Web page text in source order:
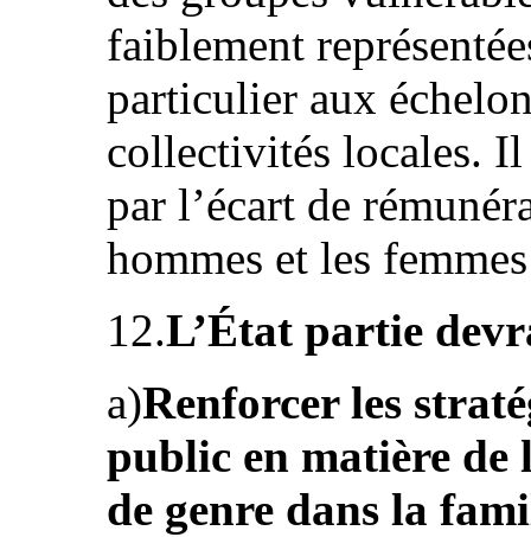
faiblement
particulier aux
collectivités locales. Il
par l’écart de
hommes et les
12.L’État partie
a)Renforcer les
public en matière de
de genre dans la